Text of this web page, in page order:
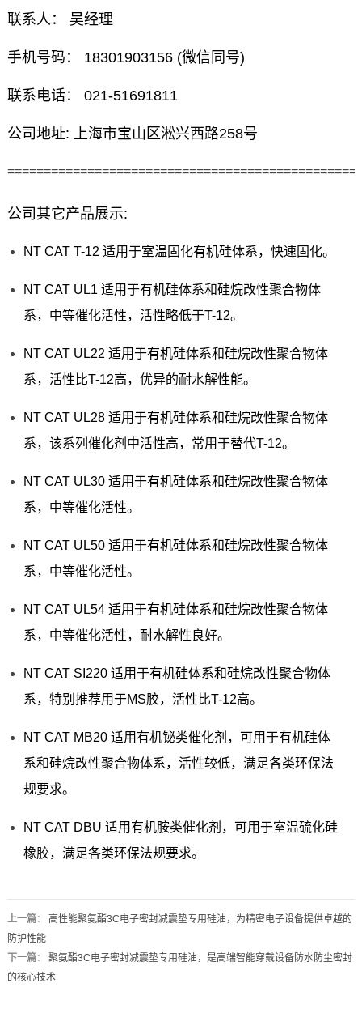
联系人： 吴经理
手机号码： 18301903156 (微信同号)
联系电话： 021-51691811
公司地址: 上海市宝山区淞兴西路258号
公司其它产品展示:
NT CAT T-12 适用于室温固化有机硅体系，快速固化。
NT CAT UL1 适用于有机硅体系和硅烷改性聚合物体
系，中等催化活性，活性略低于T-12。
NT CAT UL22 适用于有机硅体系和硅烷改性聚合物体
系，活性比T-12高，优异的耐水解性能。
NT CAT UL28 适用于有机硅体系和硅烷改性聚合物体
系，该系列催化剂中活性高，常用于替代T-12。
NT CAT UL30 适用于有机硅体系和硅烷改性聚合物体
系，中等催化活性。
NT CAT UL50 适用于有机硅体系和硅烷改性聚合物体
系，中等催化活性。
NT CAT UL54 适用于有机硅体系和硅烷改性聚合物体
系，中等催化活性，耐水解性良好。
NT CAT SI220 适用于有机硅体系和硅烷改性聚合物体
系，特别推荐用于MS胶，活性比T-12高。
NT CAT MB20 适用有机铋类催化剂，可用于有机硅体
系和硅烷改性聚合物体系，活性较低，满足各类环保法
规要求。
NT CAT DBU 适用有机胺类催化剂，可用于室温硫化硅
橡胶，满足各类环保法规要求。
上一篇： 高性能聚氨酯3C电子密封减震垫专用硅油，为精密电子设备提供卓越的
防护性能
下一篇： 聚氨酯3C电子密封减震垫专用硅油，是高端智能穿戴设备防水防尘密封
的核心技术